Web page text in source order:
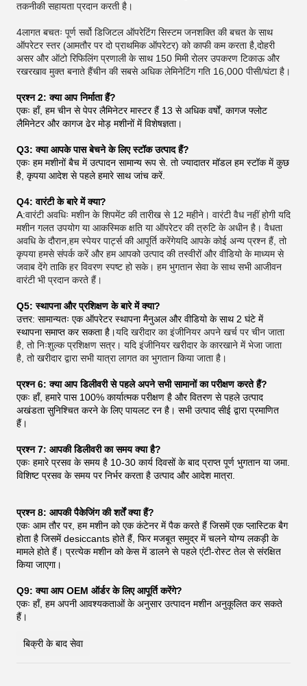
तकनीकी सहायता प्रदान करती है।
4लागत बचतः पूर्ण सर्वो डिजिटल ऑपरेटिंग सिस्टम जनशक्ति की बचत के साथ
ऑपरेटर स्तर (आमतौर पर दो प्राथमिक ऑपरेटर) को काफी कम करता है,दोहरी
असर और ऑटो रिफिलिंग प्रणाली के साथ 150 मिमी रोलर उपकरण टिकाऊ और
रखरखाव मुक्त बनाते हैंचीन की सबसे अधिक लेमिनेटिंग गति 16,000 पीसी/घंटा है।
प्रश्न 2: क्या आप निर्माता हैं?
एकः हाँ, हम चीन से पेपर लैमिनेटर मास्टर हैं 13 से अधिक वर्षों, कागज फ्लोट
लैमिनेटर और कागज ढेर मोड़ मशीनों में विशेषज्ञता।
Q3: क्या आपके पास बेचने के लिए स्टॉक उत्पाद हैं?
एकः हम मशीनों बैच में उत्पादन सामान्य रूप से. तो ज्यादातर मॉडल हम स्टॉक में कुछ
है, कृपया आदेश से पहले हमारे साथ जांच करें.
Q4: वारंटी के बारे में क्या?
A:वारंटी अवधिः मशीन के शिपमेंट की तारीख से 12 महीने। वारंटी वैध नहीं होगी यदि
मशीन गलत उपयोग या आकस्मिक क्षति या ऑपरेटर की त्रुटि के अधीन है। वैधता
अवधि के दौरान,हम स्पेयर पार्ट्स की आपूर्ति करेंगेयदि आपके कोई अन्य प्रश्न हैं, तो
कृपया हमसे संपर्क करें और हम आपको उत्पाद की तस्वीरों और वीडियो के माध्यम से
जवाब देंगे ताकि हर विवरण स्पष्ट हो सके। हम भुगतान सेवा के साथ सभी आजीवन
वारंटी भी प्रदान करते हैं।
Q5: स्थापना और प्रशिक्षण के बारे में क्या?
उत्तर: सामान्यतः एक ऑपरेटर स्थापना मैनुअल और वीडियो के साथ 2 घंटे में
स्थापना समाप्त कर सकता है।यदि खरीदार का इंजीनियर अपने खर्च पर चीन जाता
है, तो निःशुल्क प्रशिक्षण सत्र। यदि इंजीनियर खरीदार के कारखाने में भेजा जाता
है, तो खरीदार द्वारा सभी यात्रा लागत का भुगतान किया जाता है।
प्रश्न 6: क्या आप डिलीवरी से पहले अपने सभी सामानों का परीक्षण करते हैं?
एकः हाँ, हमारे पास 100% कार्यात्मक परीक्षण है और वितरण से पहले उत्पाद
अखंडता सुनिश्चित करने के लिए पायलट रन है। सभी उत्पाद सीई द्वारा प्रमाणित
हैं।
प्रश्न 7: आपकी डिलीवरी का समय क्या है?
एकः हमारे प्रसव के समय है 10-30 कार्य दिवसों के बाद प्राप्त पूर्ण भुगतान या जमा.
विशिष्ट प्रसव के समय पर निर्भर करता है उत्पाद और आदेश मात्रा.
प्रश्न 8: आपकी पैकेजिंग की शर्तें क्या हैं?
एकः आम तौर पर, हम मशीन को एक कंटेनर में पैक करते हैं जिसमें एक प्लास्टिक बैग
होता है जिसमें desiccants होते हैं, फिर मजबूत समुद्र में चलने योग्य लकड़ी के
मामले होते हैं। प्रत्येक मशीन को केस में डालने से पहले एंटी-रोस्ट तेल से संरक्षित
किया जाएगा।
Q9: क्या आप OEM ऑर्डर के लिए आपूर्ति करेंगे?
एकः हाँ, हम अपनी आवश्यकताओं के अनुसार उत्पादन मशीन अनुकूलित कर सकते
हैं।
बिक्री के बाद सेवा